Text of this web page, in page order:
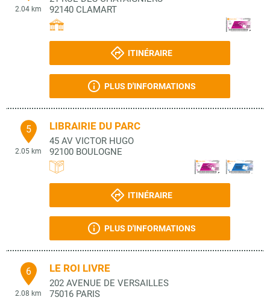
2.04 km
92140 CLAMART
ITINÉRAIRE
PLUS D'INFORMATIONS
5
2.05 km
LIBRAIRIE DU PARC
45 AV VICTOR HUGO
92100 BOULOGNE
ITINÉRAIRE
PLUS D'INFORMATIONS
6
2.08 km
LE ROI LIVRE
202 AVENUE DE VERSAILLES
75016 PARIS